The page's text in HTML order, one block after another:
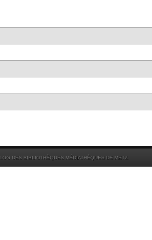
DES BIBLIOTHÈQUES MÉDIATHÈQUES DE METZ.